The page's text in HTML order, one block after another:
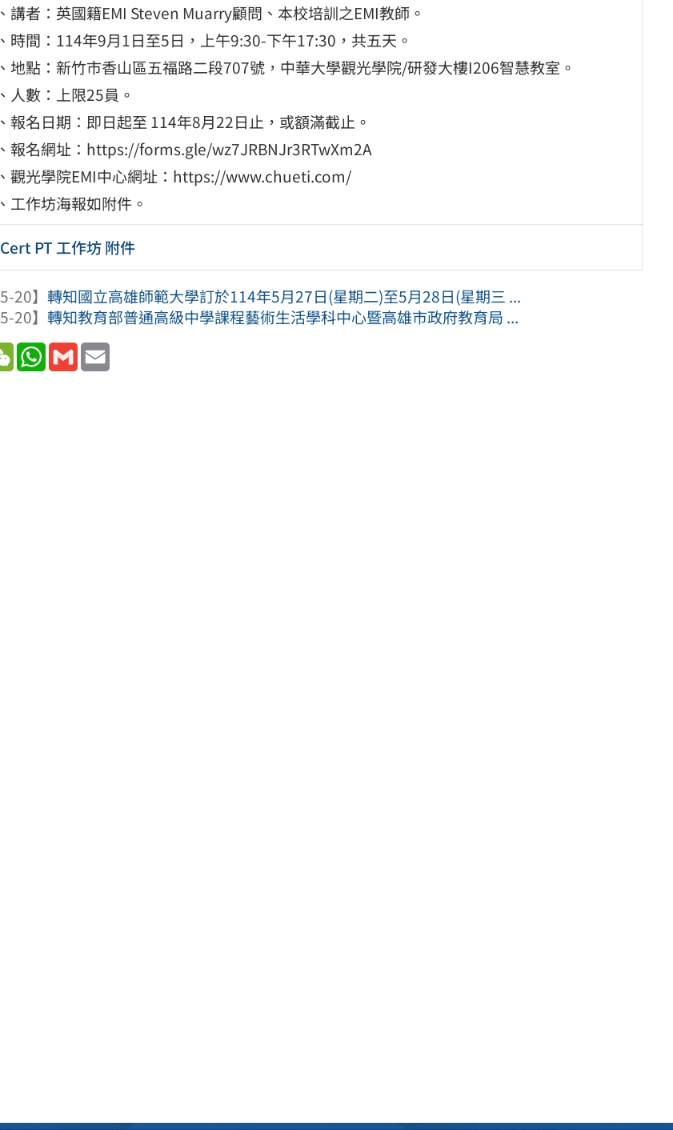
講者：英國籍EMI Steven Muarry顧問、本校培訓之EMI教師。
時間：114年9月1日至5日，上午9:30-下午17:30，共五天。
地點：新竹市香山區五福路二段707號，中華大學觀光學院/研發大樓I206智慧教室。
人數：上限25員。
報名日期：即日起至 114年8月22日止，或額滿截止。
報名網址：https://forms.gle/wz7JRBNJr3RTwXm2A
觀光學院EMI中心網址：https://www.chueti.com/
工作坊海報如附件。
Cert PT 工作坊 附件
20】轉知國立高雄師範大學訂於114年5月27日(星期二)至5月28日(星期三 ...
20】轉知教育部普通高級中學課程藝術生活學科中心暨高雄市政府教育局 ...
WeChatWhatsApp
Gmail